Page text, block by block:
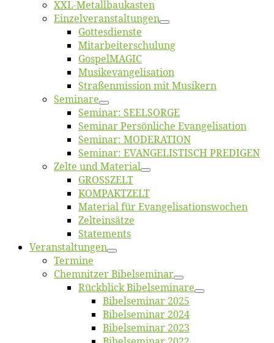
XXL-Me­­tal­l­­bau­­kas­­ten
Einzelver­an­stal­tungen
Got­tes­diens­te
Mitarbeiter­schulung
Gos­pel­MA­GIC
Musikevan­ge­li­sa­tion
Straßenmis­sion mit Musikern
Se­mi­na­re
Se­mi­nar: SEELSORGE
Se­mi­nar Per­sön­li­che Evangelisation
Se­mi­nar: MODERATION
Se­mi­nar: EVANGELISTISCH PREDIGEN
Zel­te und Material
GROSSZELT
KOMPAKTZELT
Ma­te­ri­al für Evangelisationswochen
Zelt­ein­sät­ze
State­ments
Ver­an­stal­tun­gen
Ter­mi­ne
Chemnit­zer Bibelseminar
Rück­blick Bibelseminare
Bi­bel­se­mi­nar 2025
Bi­bel­se­mi­nar 2024
Bi­bel­se­mi­nar 2023